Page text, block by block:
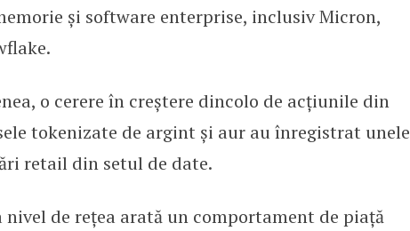
și software enterprise, inclusiv Micron,
o cerere în creștere dincolo de acțiunile din
tokenizate de argint și aur au înregistrat unele
retail din setul de date.
de rețea arată un comportament de piață